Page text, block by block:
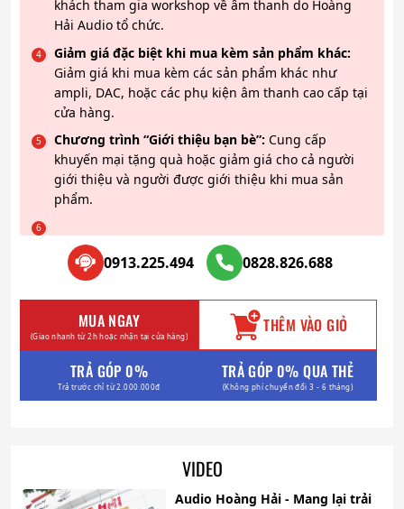
khách tham gia workshop về âm thanh do Hoàng
Hải Audio tổ chức.
Giảm giá đặc biệt khi mua kèm sản phẩm khác:
Giảm giá khi mua kèm các sản phẩm khác như
ampli, DAC, hoặc các phụ kiện âm thanh cao cấp tại
cửa hàng.
Chương trình “Giới thiệu bạn bè”: Cung cấp
khuyến mại tặng quà hoặc giảm giá cho cả người
giới thiệu và người được giới thiệu khi mua sản
phẩm.
0913.225.494 0828.826.688
MUA NGAY
(Giao nhanh từ 2h hoặc nhận tại cửa hàng) THÊM VÀO GIỎ
TRẢ GÓP 0%
Trả trước chỉ từ 2.000.000đ
TRẢ GÓP 0% QUA THẺ
(Không phí chuyển đổi 3 - 6 tháng)
VIDEO
Audio Hoàng Hải - Mang lại trải